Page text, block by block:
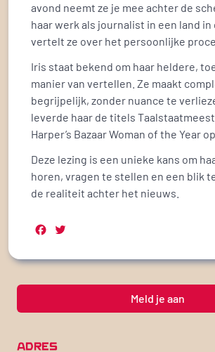
avond neemt ze je mee achter de
haar werk als journalist in een land in
vertelt ze over het persoonlijke
Iris staat bekend om haar heldere,
manier van vertellen. Ze maakt
begrijpelijk, zonder nuance te
leverde haar de titels
Harper’s Bazaar Woman of the Year op.
Deze lezing is een unieke kans om
horen, vragen te stellen en een blik
de realiteit achter het nieuws.
Facebook
Meld je aan
ADRES